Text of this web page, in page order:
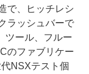
で、ヒッチレシ
ラッシュバーで
ツール、フルー
のファブリケー
NSXテスト個